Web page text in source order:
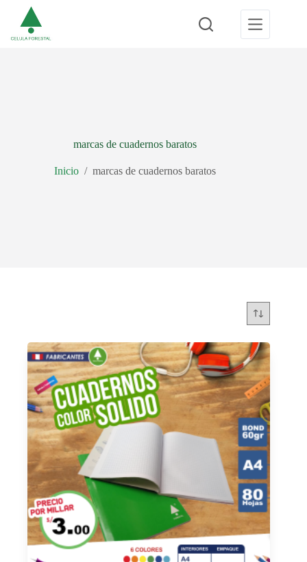
contenido
marcas de cuadernos baratos
Inicio / marcas de cuadernos baratos